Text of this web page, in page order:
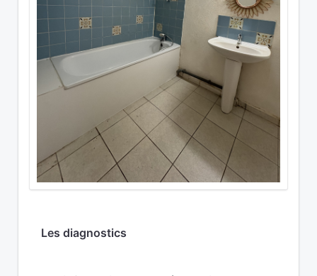
Les diagnostics